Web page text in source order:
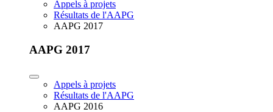
Appels à projets
Résultats de l'AAPG
AAPG 2017
AAPG 2017
Appels à projets
Résultats de l'AAPG
AAPG 2016